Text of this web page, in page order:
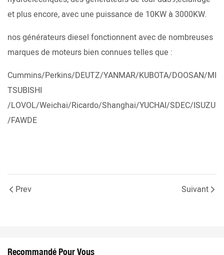
et plus encore, avec une puissance de 10KW à 3000KW.
nos générateurs diesel fonctionnent avec de nombreuses
marques de moteurs bien connues telles que :
Cummins/Perkins/DEUTZ/YANMAR/KUBOTA/DOOSAN/MI
TSUBISHI
/LOVOL/Weichai/Ricardo/Shanghai/YUCHAI/SDEC/ISUZU
/FAWDE
Prev Suivant
Recommandé Pour Vous